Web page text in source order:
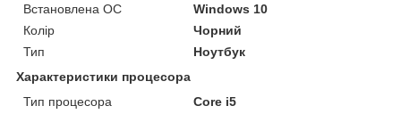
Встановлена ОС
Windows 10
Колір
Чорний
Тип
Ноутбук
Характеристики процесора
Тип процесора
Core i5